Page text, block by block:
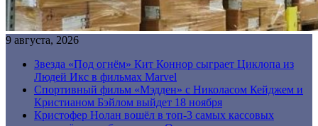
9 августа, 2026
Звезда «Под огнём» Кит Коннор сыграет Циклопа из
Людей Икс в фильмах Marvel
Спортивный фильм «Мэдден» с Николасом Кейджем и
Кристианом Бэйлом выйдет 18 ноября
Кристофер Нолан вошёл в топ-3 самых кассовых